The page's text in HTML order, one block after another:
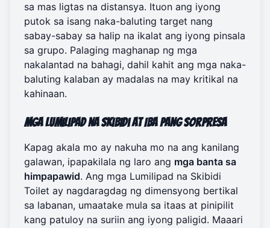
sa mas ligtas na distansya. Ituon ang iyong
putok sa isang naka-baluting target nang
sabay-sabay sa halip na ikalat ang iyong pinsala
sa grupo. Palaging maghanap ng mga
nakalantad na bahagi, dahil kahit ang mga naka-
baluting kalaban ay madalas na may kritikal na
kahinaan.
Mga Lumilipad na Skibidi at Iba Pang Sorpresa
Kapag akala mo ay nakuha mo na ang kanilang
galawan, ipapakilala ng laro ang mga banta sa
himpapawid. Ang mga Lumilipad na Skibidi
Toilet ay nagdaragdag ng dimensyong bertikal
sa labanan, umaatake mula sa itaas at pinipilit
kang patuloy na suriin ang iyong paligid. Maaari